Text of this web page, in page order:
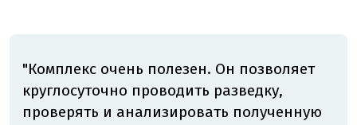
"Комплекс очень полезен. Он позволяет
круглосуточно проводить разведку,
проверять и анализировать полученную